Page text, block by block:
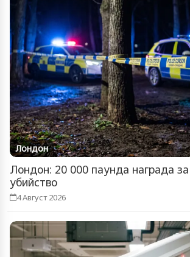
Лондон
Лондон: 20 000 паунда награда
убийство
4 Август 2026